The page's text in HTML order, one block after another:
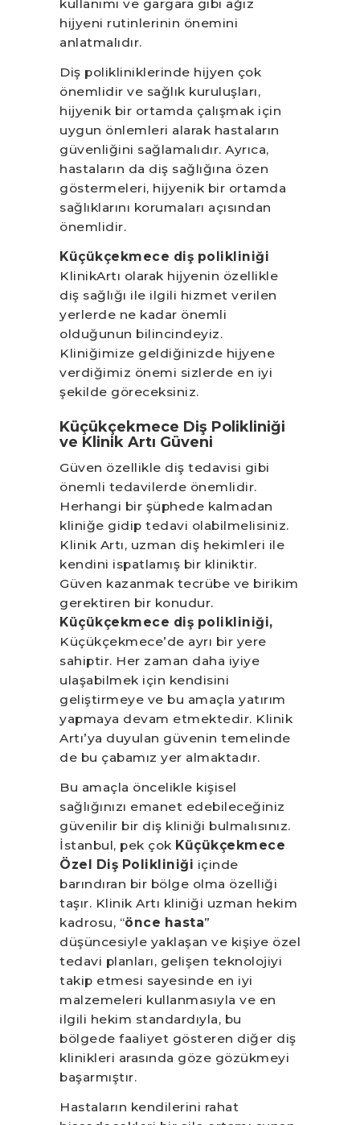
kullanımı ve gargara gibi ağız
hijyeni rutinlerinin önemini
anlatmalıdır.
Diş polikliniklerinde hijyen çok
önemlidir ve sağlık kuruluşları,
hijyenik bir ortamda çalışmak için
uygun önlemleri alarak hastaların
güvenliğini sağlamalıdır. Ayrıca,
hastaların da diş sağlığına özen
göstermeleri, hijyenik bir ortamda
sağlıklarını korumaları açısından
önemlidir.
Küçükçekmece diş polikliniği
KlinikArtı olarak hijyenin özellikle
diş sağlığı ile ilgili hizmet verilen
yerlerde ne kadar önemli
olduğunun bilincindeyiz.
Kliniğimize geldiğinizde hijyene
verdiğimiz önemi sizlerde en iyi
şekilde göreceksiniz.
Küçükçekmece Diş Polikliniği
ve Klinik Artı Güveni
Güven özellikle diş tedavisi gibi
önemli tedavilerde önemlidir.
Herhangi bir şüphede kalmadan
kliniğe gidip tedavi olabilmelisiniz.
Klinik Artı, uzman diş hekimleri ile
kendini ispatlamış bir kliniktir.
Güven kazanmak tecrübe ve birikim
gerektiren bir konudur.
Küçükçekmece diş polikliniği,
Küçükçekmece’de ayrı bir yere
sahiptir. Her zaman daha iyiye
ulaşabilmek için kendisini
geliştirmeye ve bu amaçla yatırım
yapmaya devam etmektedir. Klinik
Artı’ya duyulan güvenin temelinde
de bu çabamız yer almaktadır.
Bu amaçla öncelikle kişisel
sağlığınızı emanet edebileceğiniz
güvenilir bir diş kliniği bulmalısınız.
İstanbul, pek çok Küçükçekmece
Özel Diş Polikliniği içinde
barındıran bir bölge olma özelliği
taşır. Klinik Artı kliniği uzman hekim
kadrosu, “önce hasta”
düşüncesiyle yaklaşan ve kişiye özel
tedavi planları, gelişen teknolojiyi
takip etmesi sayesinde en iyi
malzemeleri kullanmasıyla ve en
ilgili hekim standardıyla, bu
bölgede faaliyet gösteren diğer diş
klinikleri arasında göze gözükmeyi
başarmıştır.
Hastaların kendilerini rahat